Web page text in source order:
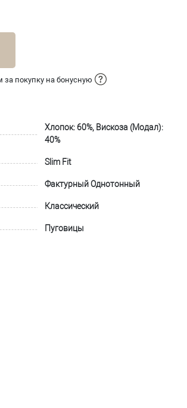
за покупку на бонусную
Хлопок: 60%, Вискоза (Модал):
40%
Slim Fit
Фактурный Однотонный
Классический
Пуговицы